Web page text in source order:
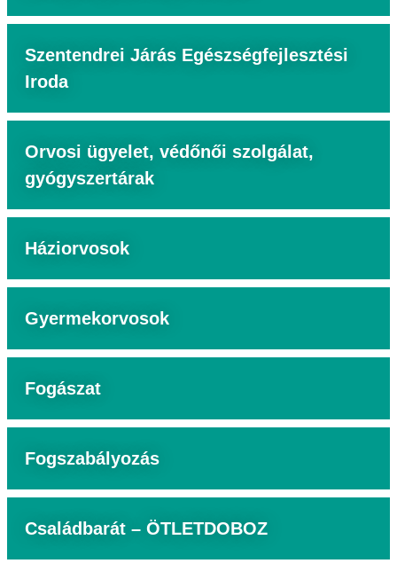
Szentendrei Járás Egészségfejlesztési
Iroda
Orvosi ügyelet, védőnői szolgálat,
gyógyszertárak
Háziorvosok
Gyermekorvosok
Fogászat
Fogszabályozás
Családbarát – ÖTLETDOBOZ